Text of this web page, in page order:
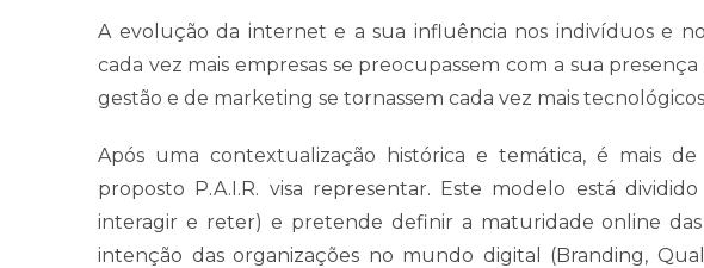
A evolução da internet e a sua influência nos indivíduos e
cada vez mais empresas se preocupassem com a sua
gestão e de marketing se tornassem cada vez mais
Após uma contextualização histórica e temática, é mais
proposto P.A.I.R. visa representar. Este modelo está
interagir e reter) e pretende definir a maturidade online
intenção das organizações no mundo digital (Branding,